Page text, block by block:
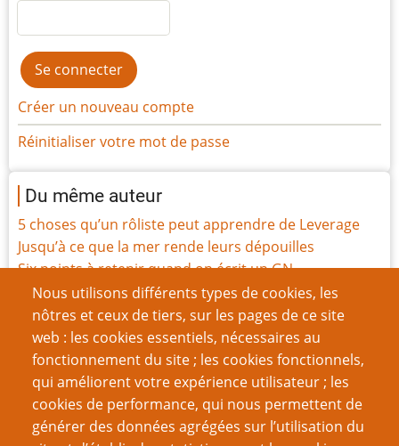
Nous utilisons différents types de cookies, les
nôtres et ceux de tiers, sur les pages de ce site
web : les cookies essentiels, nécessaires au
fonctionnement du site ; les cookies fonctionnels,
qui améliorent votre expérience utilisateur ; les
cookies de performance, qui nous permettent de
générer des données agrégées sur l’utilisation du
Créer un nouveau compte
Réinitialiser votre mot de passe
Du même auteur
5 choses qu’un rôliste peut apprendre de Leverage
Jusqu’à ce que la mer rende leurs dépouilles
Six points à retenir quand on écrit un GN
Jouer avec des valeurs
Le Fonctionnalisme dans la création de JdR
Cinq choses qu’un rôliste peut apprendre du
Cinquième Élément
Un problème ? Où ça ?
Mon premier système d'expérience
26 nouvelles manières de voyager dans l'espace